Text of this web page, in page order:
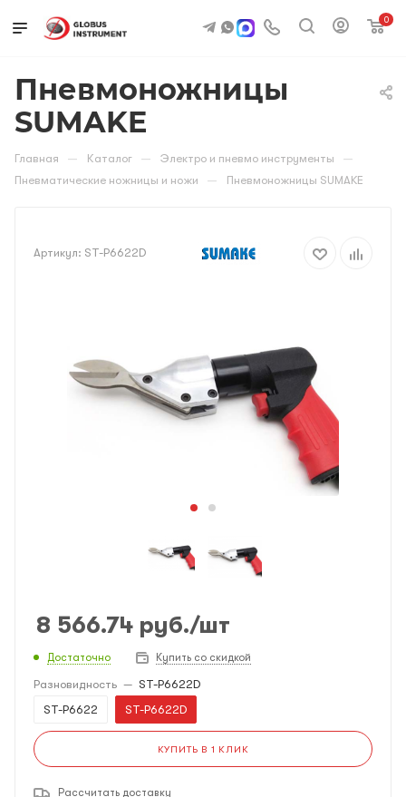
0
Пневмоножницы
SUMAKE
Главная — Каталог — Электро и пневмо инструменты —
Пневматические ножницы и ножи — Пневмоножницы SUMAKE
Артикул: ST-P6622D
8 566.74 руб./шт
Достаточно Купить со скидкой
Разновидность — ST-P6622D
ST-P6622
ST-P6622D
КУПИТЬ В 1 КЛИК
Рассчитать доставку